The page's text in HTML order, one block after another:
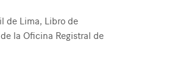
de Lima, Libro de
la Oficina Registral de